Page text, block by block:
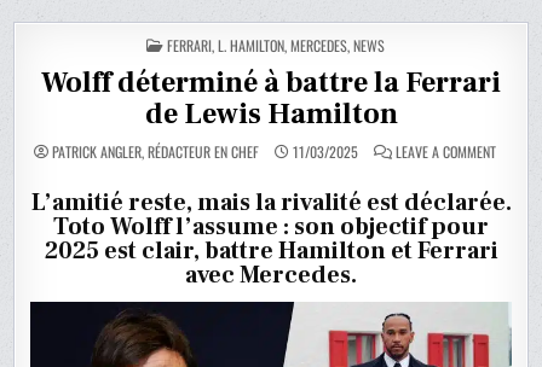
POSTED
IN
FERRARI,L. HAMILTON,MERCEDES,NEWS
Wolff déterminé à battre la Ferrari
de Lewis Hamilton
PATRICK ANGLER, RÉDACTEUR EN CHEF 11/03/2025 LEAVE A COMMENTON
À
BATTRE
FERRARI
DE
L’amitié reste, mais la rivalité est déclarée.
Toto Wolff l’assume : son objectif pour
2025 est clair, battre Hamilton et Ferrari
avec Mercedes.